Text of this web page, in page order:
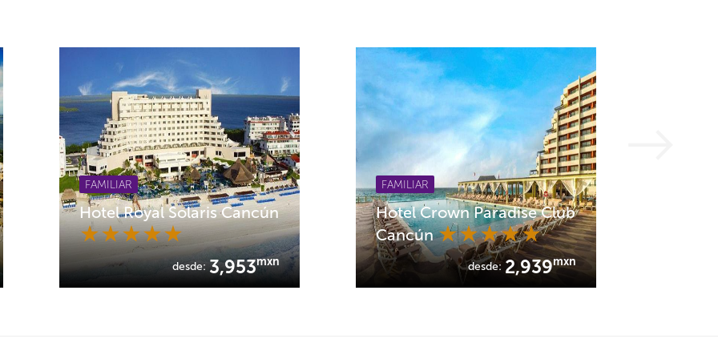
FAMILIAR
Hotel Royal Solaris Cancún
desde:3,953mxn
FAMILIAR
Hotel Crown Paradise Club
Cancún
desde: 2,939mxn